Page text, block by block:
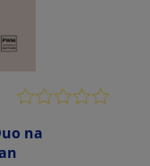
na